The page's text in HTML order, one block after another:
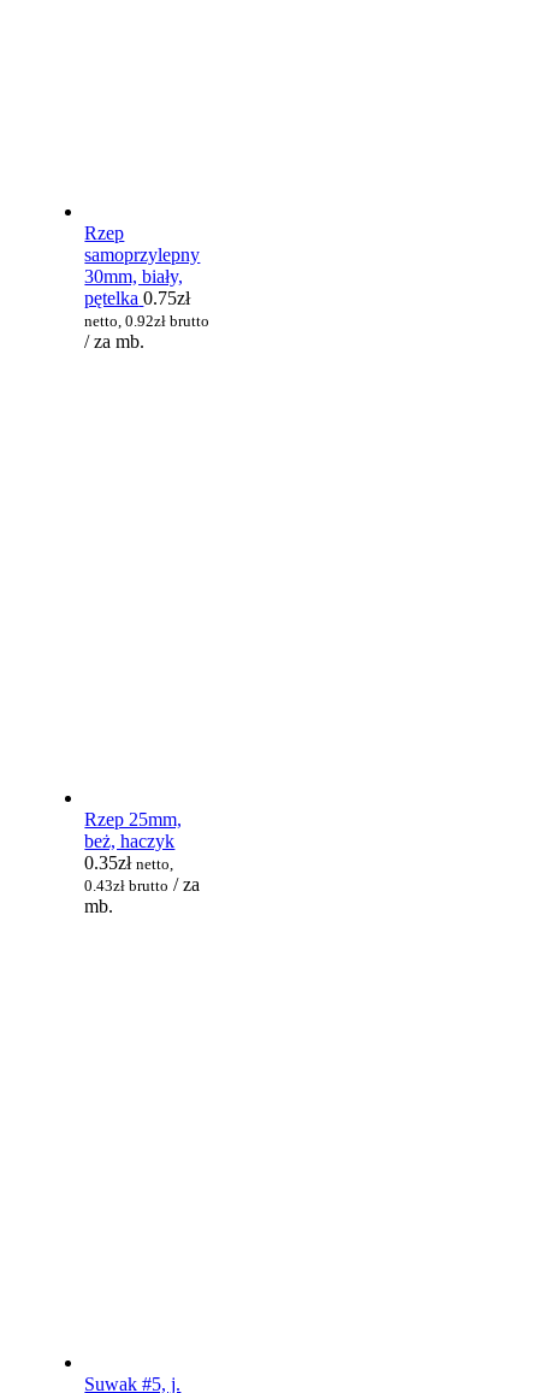
Rzep
samoprzylepny
30mm, biały,
pętelka 0.75zł
netto,0.92zł brutto
/ za mb.
Rzep 25mm,
beż, haczyk
0.35zł netto,
0.43zł brutto / za
mb.
Suwak #5, j.